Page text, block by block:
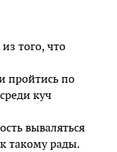
того, что
пройтись по
куч
вываляться
такому рады.